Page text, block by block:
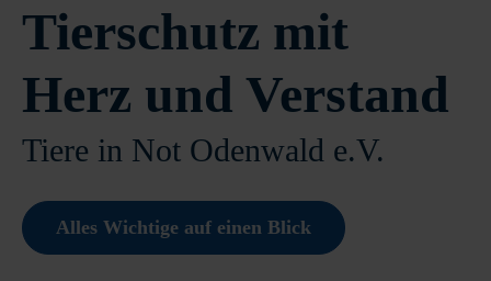
Tierschutz mit
Herz und Verstand
Tiere in Not Odenwald e.V.
Alles Wichtige auf einen Blick